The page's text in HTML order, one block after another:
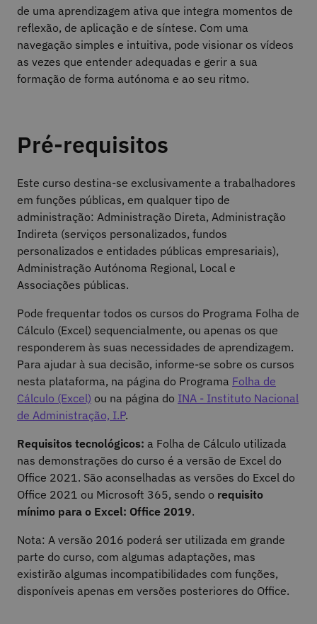
de uma aprendizagem ativa que integra momentos de
reflexão, de aplicação e de síntese. Com uma
navegação simples e intuitiva, pode visionar os vídeos
as vezes que entender adequadas e gerir a sua
formação de forma autónoma e ao seu ritmo.
Pré-requisitos
Este curso destina-se exclusivamente a trabalhadores
em funções públicas, em qualquer tipo de
administração: Administração Direta, Administração
Indireta (serviços personalizados, fundos
personalizados e entidades públicas empresariais),
Administração Autónoma Regional, Local e
Associações públicas.
Pode frequentar todos os cursos do Programa Folha de
Cálculo (Excel) sequencialmente, ou apenas os que
responderem às suas necessidades de aprendizagem.
Para ajudar à sua decisão, informe-se sobre os cursos
nesta plataforma, na página do Programa Folha de
Cálculo (Excel) ou na página do INA - Instituto Nacional
de Administração, I.P.
Requisitos tecnológicos: a Folha de Cálculo utilizada
nas demonstrações do curso é a versão de Excel do
Office 2021. São aconselhadas as versões do Excel do
Office 2021 ou Microsoft 365, sendo o requisito
mínimo para o Excel: Office 2019.
Nota: A versão 2016 poderá ser utilizada em grande
parte do curso, com algumas adaptações, mas
existirão algumas incompatibilidades com funções,
disponíveis apenas em versões posteriores do Office.